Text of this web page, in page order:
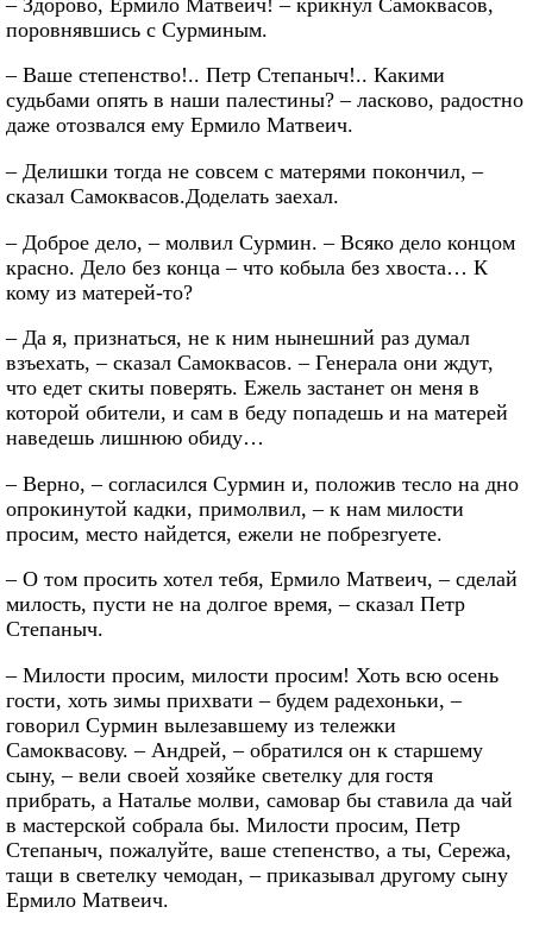
поровнявшись с Сурминым.
– Ваше степенство!.. Петр Степаныч!.. Какими
судьбами опять в наши палестины? – ласково, радостно
даже отозвался ему Ермило Матвеич.
– Делишки тогда не совсем с матерями покончил, –
сказал Самоквасов.Доделать заехал.
– Доброе дело, – молвил Сурмин. – Всяко дело концом
красно. Дело без конца – что кобыла без хвоста… К
кому из матерей-то?
– Да я, признаться, не к ним нынешний раз думал
взъехать, – сказал Самоквасов. – Генерала они ждут,
что едет скиты поверять. Ежель застанет он меня в
которой обители, и сам в беду попадешь и на матерей
наведешь лишнюю обиду…
– Верно, – согласился Сурмин и, положив тесло на дно
опрокинутой кадки, примолвил, – к нам милости
просим, место найдется, ежели не побрезгуете.
– О том просить хотел тебя, Ермило Матвеич, – сделай
милость, пусти не на долгое время, – сказал Петр
Степаныч.
– Милости просим, милости просим! Хоть всю осень
гости, хоть зимы прихвати – будем радехоньки, –
говорил Сурмин вылезавшему из тележки
Самоквасову. – Андрей, – обратился он к старшему
сыну, – вели своей хозяйке светелку для гостя
прибрать, а Наталье молви, самовар бы ставила да чай
в мастерской собрала бы. Милости просим, Петр
Степаныч, пожалуйте, ваше степенство, а ты, Сережа,
тащи в светелку чемодан, – приказывал другому сыну
Ермило Матвеич.